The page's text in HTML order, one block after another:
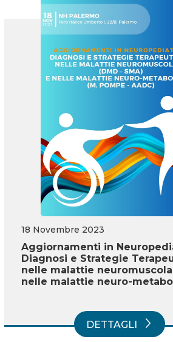
18 Novembre 2023
Aggiornamenti in
Diagnosi e Strategie
nelle malattie
nelle malattie neuro-
DETTAGLI